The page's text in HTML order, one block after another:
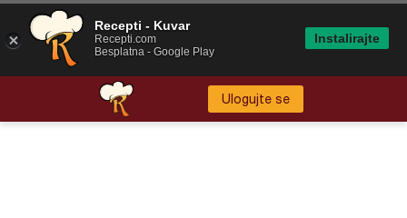
Ulogujte se
Recepti - Kuvar
Recepti.com
Besplatna - Google Play
Instalirajte